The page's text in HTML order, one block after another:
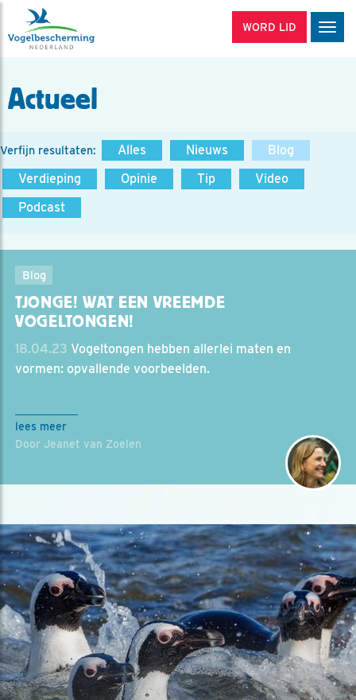
WORD LID
Actueel
Verfijn resultaten: Alles Nieuws
Blog
Verdieping
Opinie Tip
Video
Podcast
Blog
TJONGE! WAT EEN VREEMDE
VOGELTONGEN!
18.04.23 Vogeltongen hebben allerlei maten en
vormen: opvallende voorbeelden.
lees meer
Door Jeanet van Zoelen